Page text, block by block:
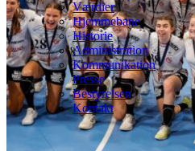
Værdier
Hjemmebane
Historie
Administration
Kommunikation
Presse
Bestyrelsen
Kontakt